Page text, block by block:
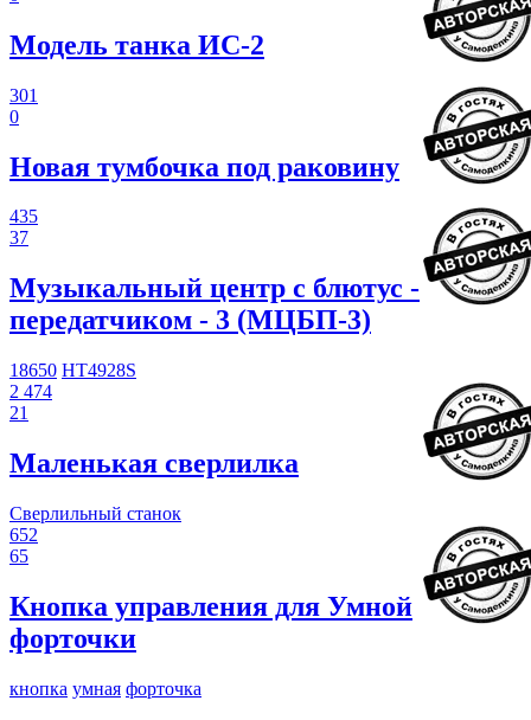
Модель танка ИС-2
301
0
Новая тумбочка под раковину
435
37
Музыкальный центр с блютус -
передатчиком - 3 (МЦБП-3)
18650 HT4928S
2 474
21
Маленькая сверлилка
Сверлильный станок
652
65
Кнопка управления для Умной
форточки
кнопка умная форточка